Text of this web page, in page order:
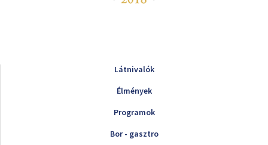
Látnivalók
Élmények
Programok
Bor - gasztro